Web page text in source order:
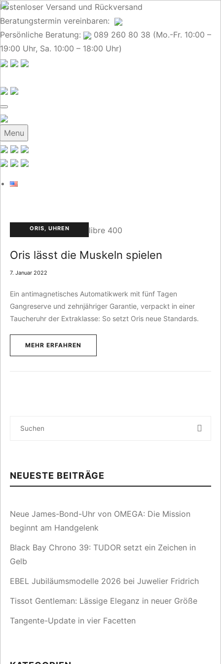
Kostenloser Versand und Rückversand
Beratungstermin vereinbaren:
Persönliche Beratung:
089 260 80 38 (Mo.-Fr. 10:00 –
19:00 Uhr, Sa. 10:00 – 18:00 Uhr)
Menu
NEUESTE BEITRÄGE
Neue James-Bond-Uhr von OMEGA: Die Mission
beginnt am Handgelenk
Black Bay Chrono 39: TUDOR setzt ein Zeichen in
Gelb
EBEL Jubiläumsmodelle 2026 bei Juwelier Fridrich
Tissot Gentleman: Lässige Eleganz in neuer Größe
Tangente-Update in vier Facetten
P
O
T
D
N
ORIS UHREN
Oris lässt die Muskeln spielen
7. Januar 2022
Ein antimagnetisches Automatikwerk mit fünf Tagen
Gangreserve und zehnjähriger Garantie, verpackt in einer
Taucheruhr der Extraklasse: So setzt Oris neue Standards.
MEHR ERFAHREN